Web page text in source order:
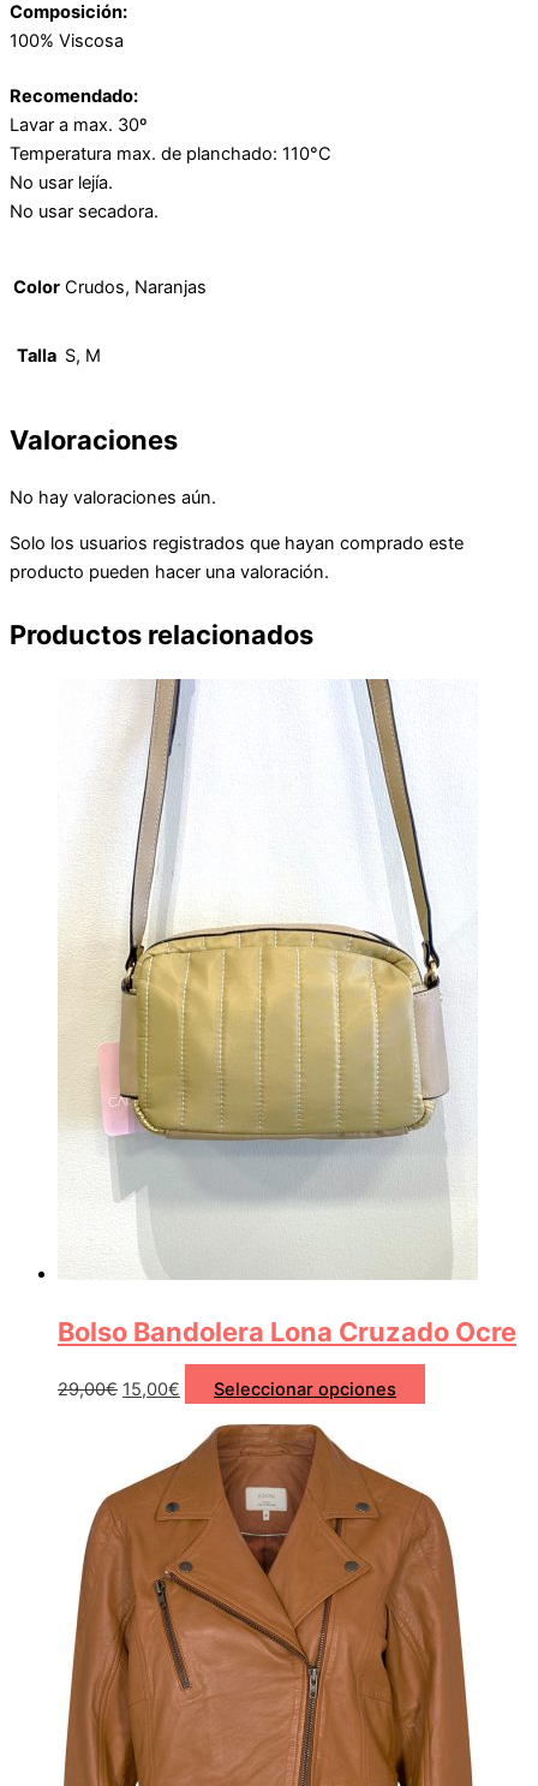
Composición:
100% Viscosa
Recomendado:
Lavar a max. 30º
Temperatura max. de planchado: 110°C
No usar lejía.
No usar secadora.
Color Crudos, Naranjas
Talla S, M
Valoraciones
No hay valoraciones aún.
Solo los usuarios registrados que hayan comprado este
producto pueden hacer una valoración.
Productos relacionados
Bolso Bandolera Lona Cruzado Ocre
29,00€ 15,00€ Seleccionar opciones